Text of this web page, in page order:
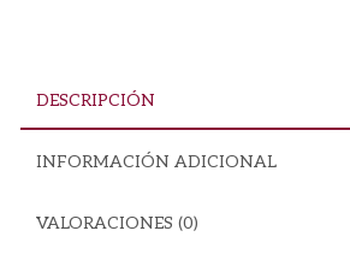
DESCRIPCIÓN
INFORMACIÓN ADICIONAL
VALORACIONES (0)